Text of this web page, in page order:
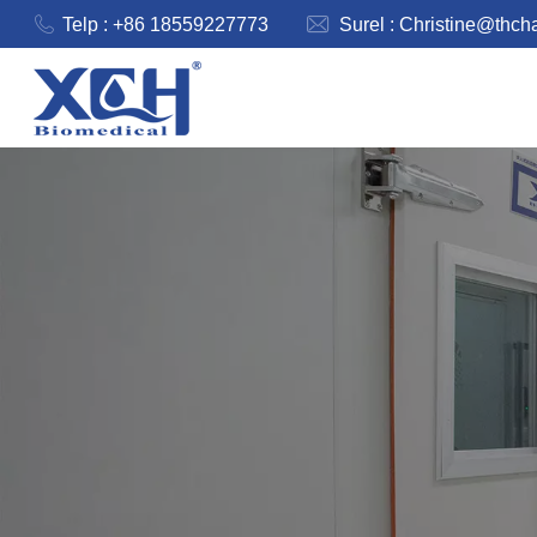
Telp : +86 18559227773 Surel :